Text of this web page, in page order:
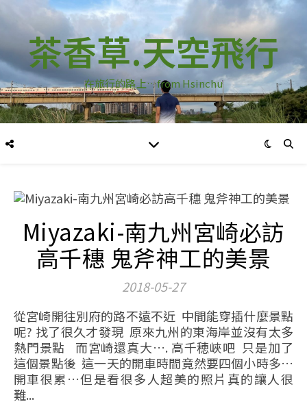
茶香草.天空飛行
在旅行的路上…from Hsinchu
Miyazaki-南九州宮崎必訪
高千穗 鬼斧神工的美景
2018-05-27
從宮崎開往別府的路不遠不近 中間能穿插什麼景點
呢? 找了很久才發現 原來九州的東海岸並沒有太多
熱門景點 而宮崎還真大…. 高千穂峽吧 只是加了
這個景點後 這一天的開車時間竟然要四個小時多…
開車很累…但是看很多人超美的照片真的讓人很
難...